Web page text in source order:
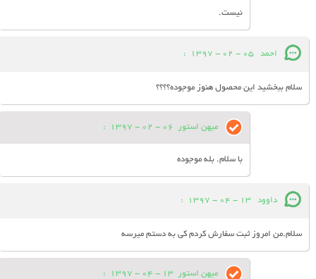
نیست.
احمد 05 - 02 - 1397
:
سلام ببخشید این محصول هنوز موجوده؟؟؟؟
میهن استور 06 - 02 - 1397
:
با سلام. بله موجوده
داوود 13 - 04 - 1397
:
سلام.من امروز ثبت سفارش کردم کی به دستم میرسه
میهن استور 13 - 04 - 1397
: